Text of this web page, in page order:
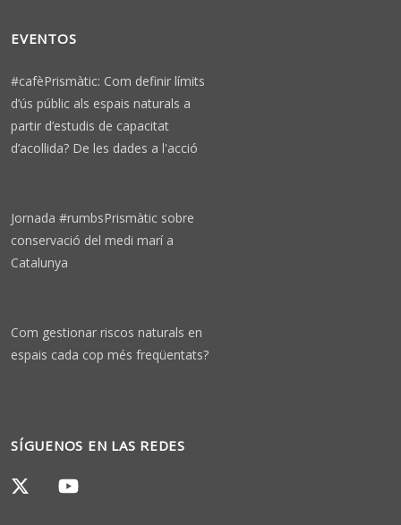
EVENTOS
#cafèPrismàtic: Com definir límits
d’ús públic als espais naturals a
partir d’estudis de capacitat
d’acollida? De les dades a l'acció
Jornada #rumbsPrismàtic sobre
conservació del medi marí a
Catalunya
Com gestionar riscos naturals en
espais cada cop més freqüentats?
SÍGUENOS EN LAS REDES